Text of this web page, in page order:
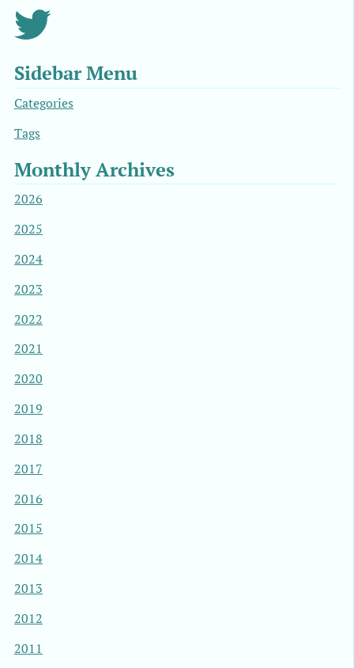
Sidebar Menu
Categories
Tags
Monthly Archives
2026
2025
2024
2023
2022
2021
2020
2019
2018
2017
2016
2015
2014
2013
2012
2011